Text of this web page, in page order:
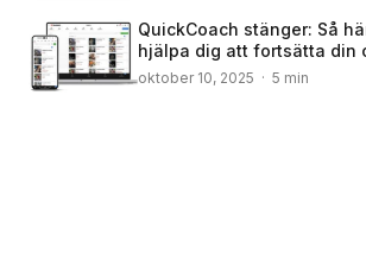
QuickCoach stänger: Så
hjälpa dig att fortsätta din
oktober 10, 2025 · 5 min